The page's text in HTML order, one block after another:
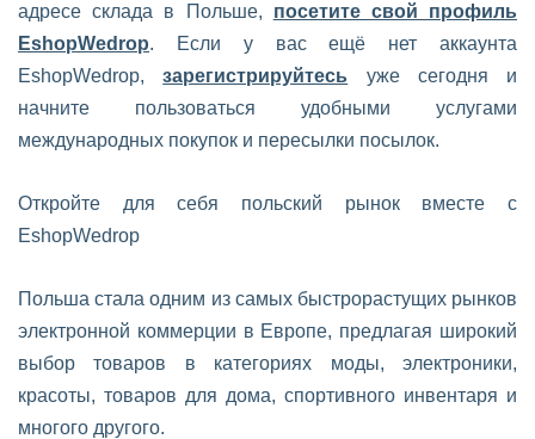
адресе склада в Польше, посетите свой профиль
EshopWedrop. Если у вас ещё нет аккаунта
EshopWedrop,зарегистрируйтесь уже сегодня и
начните пользоваться удобными услугами
международных покупок и пересылки посылок.
Откройте для себя польский рынок вместе с
EshopWedrop
Польша стала одним из самых быстрорастущих рынков
электронной коммерции в Европе, предлагая широкий
выбор товаров в категориях моды, электроники,
красоты, товаров для дома, спортивного инвентаря и
многого другого.